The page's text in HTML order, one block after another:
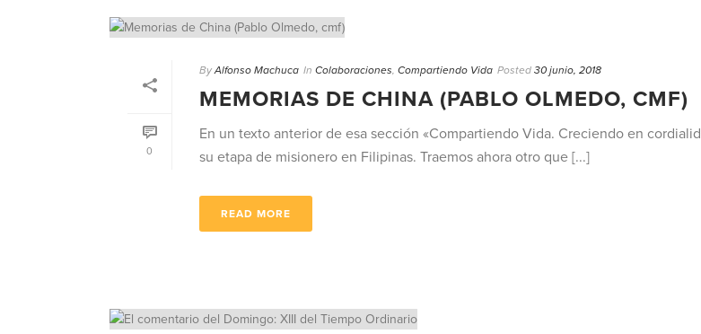
0
By Alfonso Machuca In Colaboraciones, Compartiendo Vida Posted 30 junio, 2018
MEMORIAS DE CHINA (PABLO OLMEDO, CMF)
En un texto anterior de esa sección «Compartiendo Vida. Creciendo en
su etapa de misionero en Filipinas. Traemos ahora otro que [...]
READ MORE